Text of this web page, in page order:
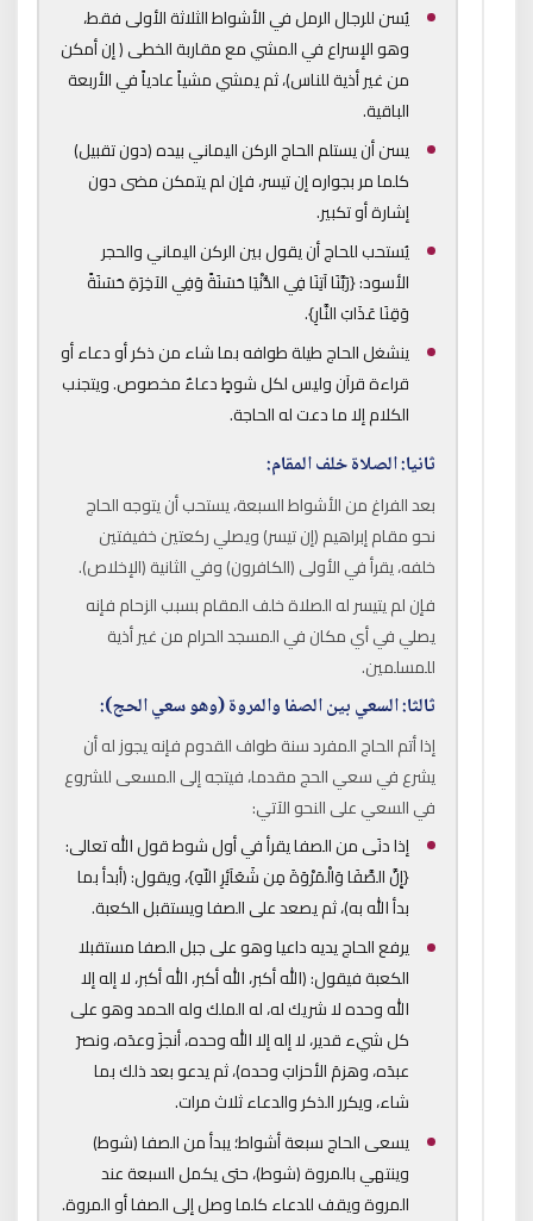
يُسن للرجال الرمل في الأشواط الثلاثة الأولى فقط،
وهو الإسراع في المشي مع مقاربة الخطى ( إن أمكن
من غير أذية للناس)، ثم يمشي مشياً عادياً في الأربعة
الباقية.
يسن أن يستلم الحاج الركن اليماني بيده (دون تقبيل)
كلما مر بجواره إن تيسر، فإن لم يتمكن مضى دون
إشارة أو تكبير.
يُستحب للحاج أن يقول بين الركن اليماني والحجر
الأسود: {رَبَّنَا آتِنَا فِي الدُّنْيَا حَسَنَةً وَفِي الآخِرَةِ حَسَنَةً
وَقِنَا عَذَابَ النَّارِ}.
ينشغل الحاج طيلة طوافه بما شاء من ذكر أو دعاء أو
قراءة قرآن وليس لكل شوطٍ دعاءٌ مخصوص. ويتجنب
الكلام إلا ما دعت له الحاجة.
ثانيا: الصلاة خلف المقام:
بعد الفراغ من الأشواط السبعة، يستحب أن يتوجه الحاج
نحو مقام إبراهيم (إن تيسر) ويصلي ركعتين خفيفتين
خلفه، يقرأ في الأولى (الكافرون) وفي الثانية (الإخلاص).
فإن لم يتيسر له الصلاة خلف المقام بسبب الزحام فإنه
يصلي في أي مكان في المسجد الحرام من غير أذية
للمسلمين.
ثالثا: السعي بين الصفا والمروة (وهو سعي الحج):
إذا أتم الحاج المفرد سنة طواف القدوم فإنه يجوز له أن
يشرع في سعي الحج مقدما، فيتجه إلى المسعى للشروع
في السعي على النحو الآتي:
إذا دنَى من الصفا يقرأ في أول شوط قول الله تعالى:
{إِنَّ الصَّفَا وَالْمَرْوَةَ مِن شَعَآئِرِ اللّهِ}، ويقول: (أبدأ بما
بدأ الله به)، ثم يصعد على الصفا ويستقبل الكعبة.
يرفع الحاج يديه داعيا وهو على جبل الصفا مستقبلا
الكعبة فيقول: (الله أكبر، الله أكبر، الله أكبر، لا إله إلا
الله وحده لا شريك له، له الملك وله الحمد وهو على
كل شيء قدير، لا إله إلا الله وحده، أنجزَ وعدَه، ونصرَ
عبدَه، وهزمَ الأحزابَ وحده)، ثم يدعو بعد ذلك بما
شاء، ويكرر الذكر والدعاء ثلاث مرات.
يسعى الحاج سبعة أشواط؛ يبدأ من الصفا (شوط)
وينتهي بالمروة (شوط)، حتى يكمل السبعة عند
المروة ويقف للدعاء كلما وصل إلى الصفا أو المروة.